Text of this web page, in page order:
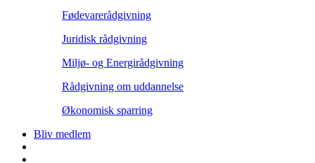
Fødevarerådgivning
Juridisk rådgivning
Miljø- og Energirådgivning
Rådgivning om uddannelse
Økonomisk sparring
Bliv medlem